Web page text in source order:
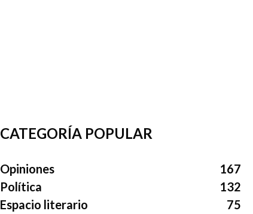
CATEGORÍA POPULAR
Opiniones
167
Política
132
Espacio literario
75